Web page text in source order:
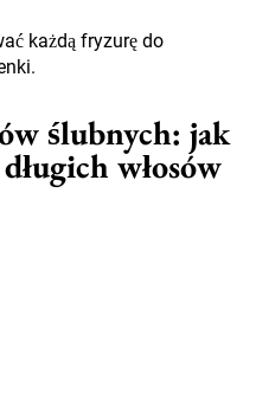
każdą fryzurę do
ślubnych: jak
włosów